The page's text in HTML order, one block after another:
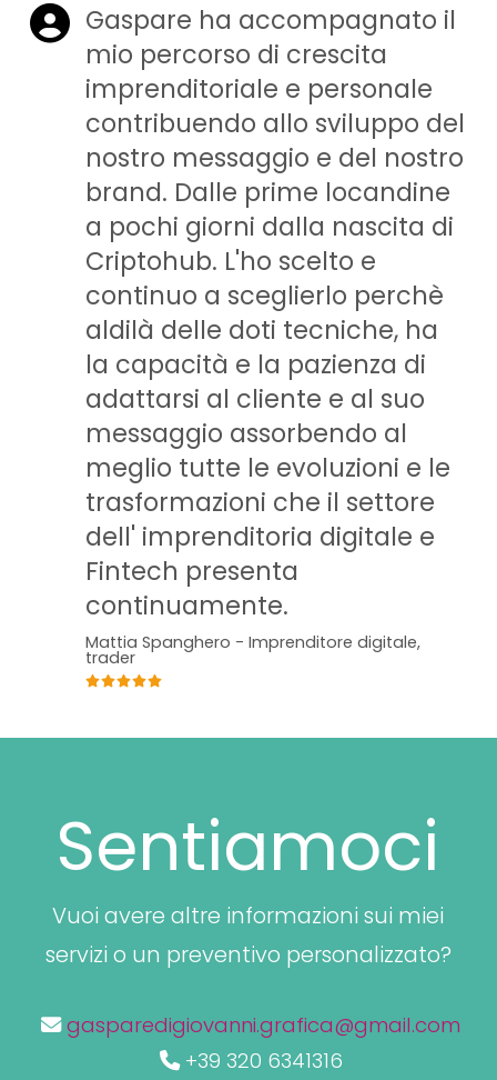
Gaspare ha accompagnato il
mio percorso di crescita
imprenditoriale e personale
contribuendo allo sviluppo del
nostro messaggio e del nostro
brand. Dalle prime locandine
a pochi giorni dalla nascita di
Criptohub. L'ho scelto e
continuo a sceglierlo perchè
aldilà delle doti tecniche, ha
la capacità e la pazienza di
adattarsi al cliente e al suo
messaggio assorbendo al
meglio tutte le evoluzioni e le
trasformazioni che il settore
dell' imprenditoria digitale e
Fintech presenta
continuamente.
Mattia Spanghero - Imprenditore digitale,
trader
Sentiamoci
Vuoi avere altre informazioni sui miei
servizi o un preventivo personalizzato?
gasparedigiovanni.grafica@gmail.com
+39 320 6341316